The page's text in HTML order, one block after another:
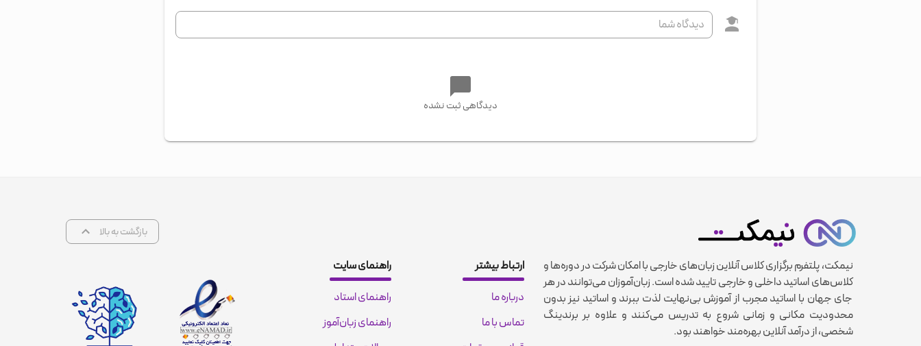
دیدگاهی ثبت نشده
بازگشت به بالا
نیمکت، پلتفرم برگزاری کلاس آنلاین زبان‌های خارجی با امکان شرکت در دوره‌ها و
کلاس‌های اساتید داخلی و خارجی تایید شده است. زبان‌آموزان می‌توانند در هر
جای جهان با اساتید مجرب از آموزش بی‌نهایت لذت ببرند و اساتید نیز بدون
محدودیت مکانی و زمانی شروع به تدریس می‌کنند و علاوه بر برندینگ
شخصی، از درآمد آنلاین بهره‌مند خواهند بود.
ارتباط بیشتر
درباره ما
تماس با ما
راهنمای سایت
راهنمای استاد
راهنمای زبان‌آموز